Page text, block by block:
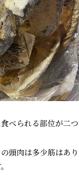
べられる部位が二つ
頭肉は多少筋はあ